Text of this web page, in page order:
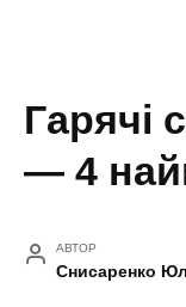
Гарячі
— 4
АВТОР
Снисаренко